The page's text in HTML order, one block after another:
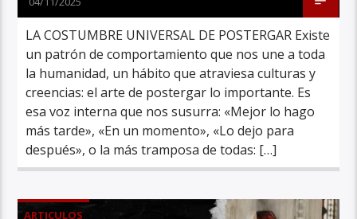
LA COSTUMBRE UNIVERSAL DE POSTERGAR Existe
un patrón de comportamiento que nos une a toda
la humanidad, un hábito que atraviesa culturas y
creencias: el arte de postergar lo importante. Es
esa voz interna que nos susurra: «Mejor lo hago
más tarde», «En un momento», «Lo dejo para
después», o la más tramposa de todas: […]
ARTICULOS